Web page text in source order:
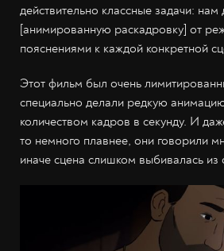
действительно классные задачи:
[анимированную раскадровку] от
пояснениями к каждой конкретной
Этот фильм был очень
специально делали редкую
количеством кадров в секунду. И
то немного плавнее, они говорили
иначе сцена слишком выбивалась